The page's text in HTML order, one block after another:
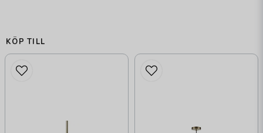
KÖP TILL